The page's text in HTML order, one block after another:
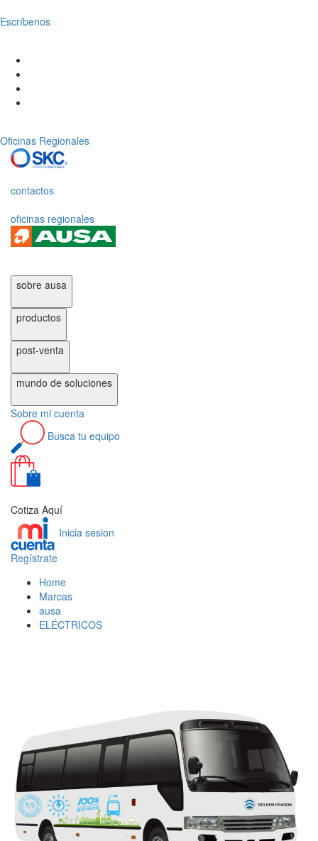
Escríbenos
Oficinas Regionales
contactos
oficinas regionales
sobre ausa
productos
post-venta
mundo de soluciones
Sobre mi cuenta
Busca tu equipo
Cotiza Aquí
Inicia sesion
Regístrate
Home
Marcas
ausa
ELÉCTRICOS